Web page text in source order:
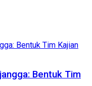
Bentuk Tim